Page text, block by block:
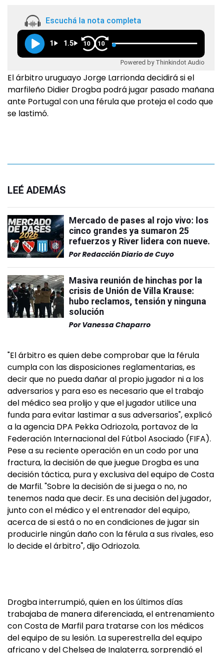
Escuchá la nota completa
1 1.5 10 10
Powered by Thinkindot Audio
El árbitro uruguayo Jorge Larrionda decidirá si el
marfileño Didier Drogba podrá jugar pasado mañana
ante Portugal con una férula que proteja el codo que
se lastimó.
LEÉ ADEMÁS
Mercado de pases al rojo vivo: los
cinco grandes ya sumaron 25
refuerzos y River lidera con nueve.
PorRedacción Diario de Cuyo
Masiva reunión de hinchas por la
crisis de Unión de Villa Krause:
hubo reclamos, tensión y ninguna
solución
Por Vanessa Chaparro
"El árbitro es quien debe comprobar que la férula
cumpla con las disposiciones reglamentarias, es
decir que no pueda dañar al propio jugador ni a los
adversarios y para eso es necesario que el trabajo
del médico sea prolijo y que el jugador utilice una
funda para evitar lastimar a sus adversarios", explicó
a la agencia DPA Pekka Odriozola, portavoz de la
Federación Internacional del Fútbol Asociado (FIFA).
Pese a su reciente operación en un codo por una
fractura, la decisión de que juegue Drogba es una
decisión táctica, pura y exclusiva del equipo de Costa
de Marfil. "Sobre la decisión de si juega o no, no
tenemos nada que decir. Es una decisión del jugador,
junto con el médico y el entrenador del equipo,
acerca de si está o no en condiciones de jugar sin
producirle ningún daño con la férula a sus rivales, eso
lo decide el árbitro", dijo Odriozola.
Drogba interrumpió, quien en los últimos días
trabajaba de manera diferenciada, el entrenamiento
con Costa de Marfil para tratarse con los médicos
del equipo de su lesión. La superestrella del equipo
africano y del Chelsea de Inglaterra, sorprendió el